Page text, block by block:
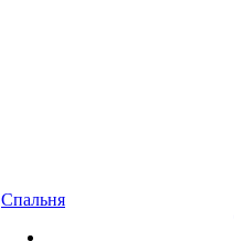
Спальня